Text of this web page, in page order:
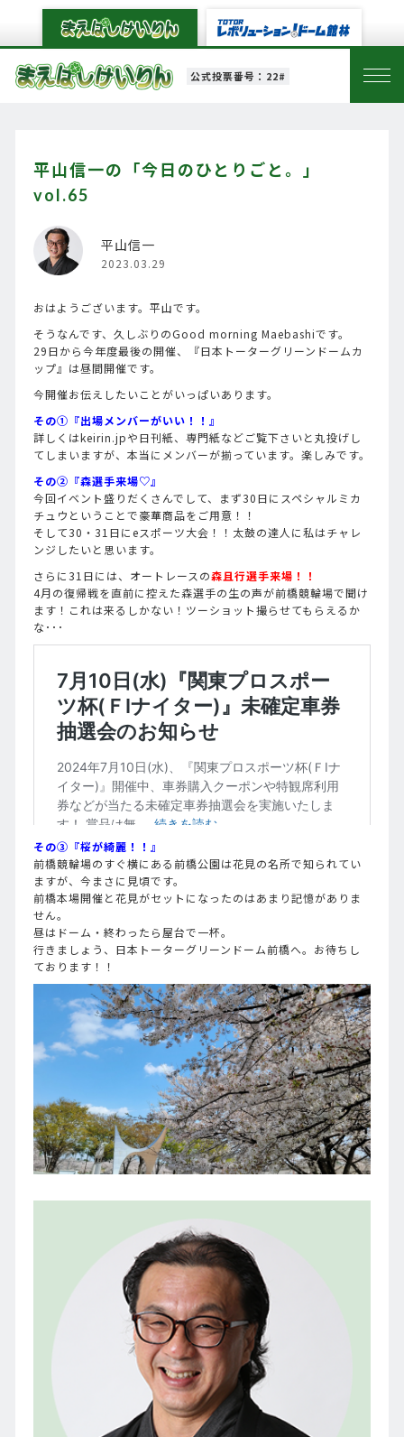
公式投票番号：22#
平山信一の「今日のひとりごと。」
vol.65
平山信一
2023.03.29
おはようございます。平山です。
そうなんです、久しぶりのGood morning Maebashiです。
29日から今年度最後の開催、『日本トーターグリーンドームカ
ップ』は昼間開催です。
今開催お伝えしたいことがいっぱいあります。
その①『出場メンバーがいい！！』
詳しくはkeirin.jpや日刊紙、専門紙などご覧下さいと丸投げし
てしまいますが、本当にメンバーが揃っています。楽しみです。
その②『森選手来場♡』
今回イベント盛りだくさんでして、まず30日にスペシャルミカ
チュウということで豪華商品をご用意！！
そして30・31日にeスポーツ大会！！太鼓の達人に私はチャレ
ンジしたいと思います。
さらに31日には、オートレースの森且行選手来場！！
4月の復帰戦を直前に控えた森選手の生の声が前橋競輪場で聞け
ます！これは来るしかない！ツーショット撮らせてもらえるか
な･･･
その③『桜が綺麗！！』
前橋競輪場のすぐ横にある前橋公園は花見の名所で知られてい
ますが、今まさに見頃です。
前橋本場開催と花見がセットになったのはあまり記憶がありま
せん。
昼はドーム・終わったら屋台で一杯。
行きましょう、日本トーターグリーンドーム前橋へ。お待ちし
ております！！